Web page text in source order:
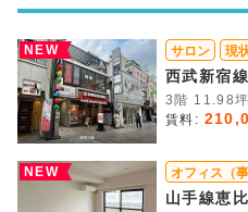
NEW サロン 現
西武新宿
3階
賃料:
NEW オフィス（事
山手線恵